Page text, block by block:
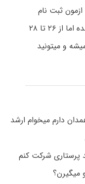
ثبت نام
کنید. فرصت ثبت نام اصلی تموم شده اما از ۲۶ تا ۲۸
و میتونید
دارم میخوام ارشد
پرستاری شرکت کنم
میگیرن؟